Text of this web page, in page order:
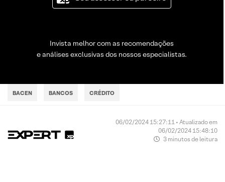
Invista melhor com as recomendações
e análises exclusivas dos nossos especialistas.
BACEN BANCOS CRÉDITO
06/02/2024 15:27:11 • Atualizado em
06/02/2024 15:48:10
3 minutos de leitura